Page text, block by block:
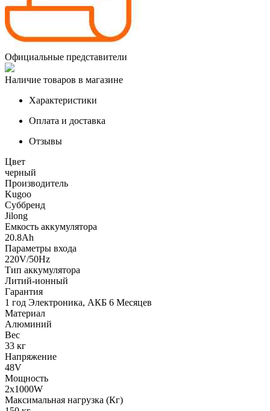
Официальные представители
Наличие товаров в магазине
Характеристики
Оплата и доставка
Отзывы
Цвет
черный
Производитель
Kugoo
Суббренд
Jilong
Емкость аккумулятора
20.8Ah
Параметры входа
220V/50Hz
Тип аккумулятора
Литий-ионный
Гарантия
1 год Электроника, АКБ 6 Месяцев
Материал
Алюминий
Вес
33 кг
Напряжение
48V
Мощность
2x1000W
Максимальная нагрузка (Кг)